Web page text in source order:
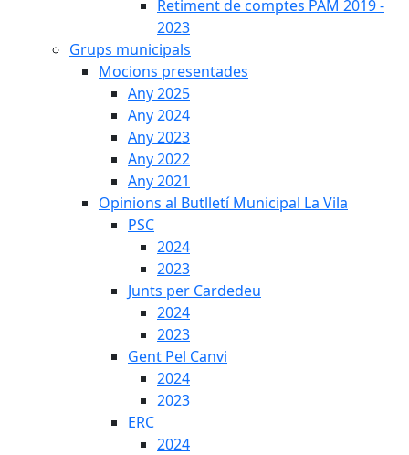
Retiment de comptes PAM 2019 -
2023
Grups municipals
Mocions presentades
Any 2025
Any 2024
Any 2023
Any 2022
Any 2021
Opinions al Butlletí Municipal La Vila
PSC
2024
2023
Junts per Cardedeu
2024
2023
Gent Pel Canvi
2024
2023
ERC
2024